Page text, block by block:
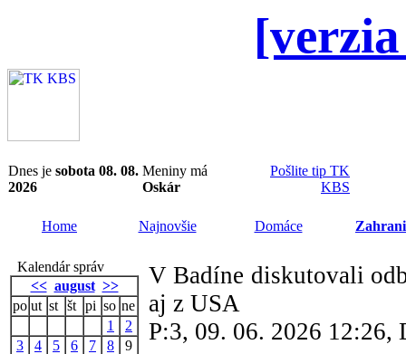
Dnes je sobota 08. 08.
2026
Meniny má
Oskár
Pošlite tip TK
KBS
Home Najnovšie Domáce
Kalendár správ
<< august >>
po ut st št pi so ne
1
2
3
4 5 6 7 8
9
V Badíne diskutovali
aj z USA
P:3, 09. 06. 2026 12:26,